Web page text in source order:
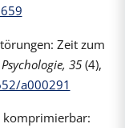
Zeit zum
35(4),
a000291
komprimierbar: